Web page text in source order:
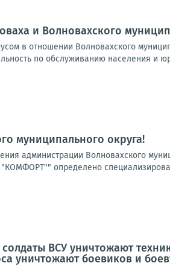
и Волновахского
в отношении Волновахского
по обслуживанию населения и
муниципального округа!
администрации Волновахского
определено
ВСУ уничтожают
уничтожают боевиков и